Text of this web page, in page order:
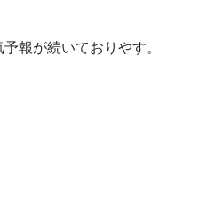
報が続いておりやす。